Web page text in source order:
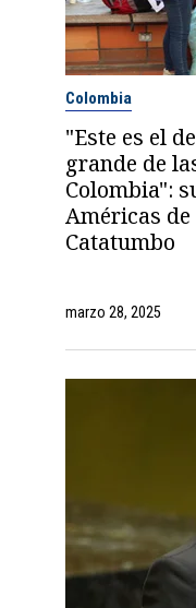
Colombia
"Este es el
grande de
Colombia":
Américas
Catatumbo
marzo 28, 2025